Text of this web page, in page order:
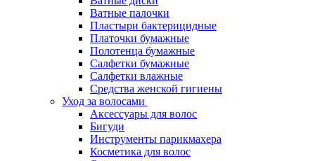
Ватные палочки
Пластыри бактерицидные
Платочки бумажные
Полотенца бумажные
Салфетки бумажные
Салфетки влажные
Средства женской гигиены
Уход за волосами
Аксессуары для волос
Бигуди
Инструменты парикмахера
Косметика для волос